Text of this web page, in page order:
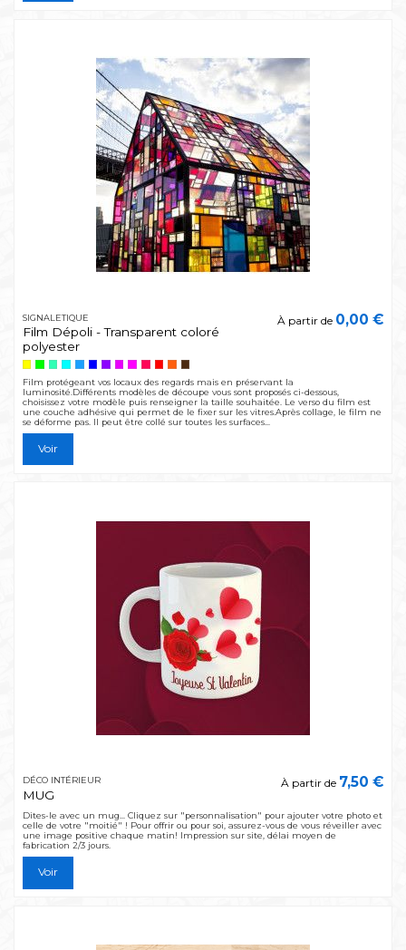
SIGNALETIQUE
Film Dépoli - Transparent coloré
polyester
À partir de 0,00 €
Film protégeant vos locaux des regards mais en préservant la
luminosité.Différents modèles de découpe vous sont proposés ci-dessous,
choisissez votre modèle puis renseigner la taille souhaitée. Le verso du film est
une couche adhésive qui permet de le fixer sur les vitres.Après collage, le film ne
se déforme pas. Il peut être collé sur toutes les surfaces...
Voir
DÉCO INTÉRIEUR
MUG
À partir de 7,50 €
Dites-le avec un mug... Cliquez sur "personnalisation" pour ajouter votre photo et
celle de votre "moitié" ! Pour offrir ou pour soi, assurez-vous de vous réveiller avec
une image positive chaque matin! Impression sur site, délai moyen de
fabrication 2/3 jours.
Voir